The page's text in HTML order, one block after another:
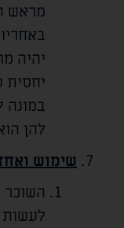
מראש
יהיה
במונה
להן
שימוש
לעשות